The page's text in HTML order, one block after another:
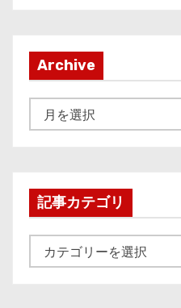
Archive
r
v
記事カテゴリ
事